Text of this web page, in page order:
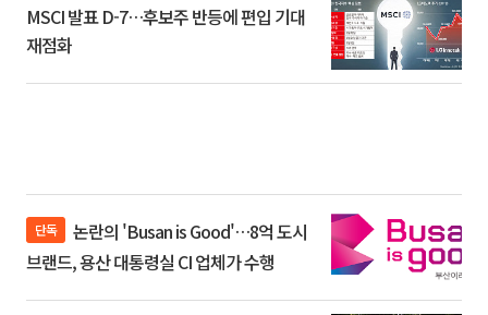
MSCI 발표 D-7…후보주 반등에 편입 기대
재점화
단독
브랜드, 용산 대통령실 CI 업체가 수행